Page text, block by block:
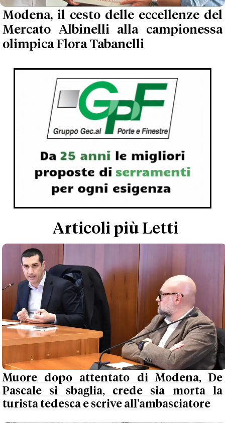
Modena, il cesto delle eccellenze del
Mercato Albinelli alla campionessa
olimpica Flora Tabanelli
Articoli più Letti
Muore dopo attentato di Modena, De
Pascale si sbaglia, crede sia morta la
turista tedesca e scrive all'ambasciatore